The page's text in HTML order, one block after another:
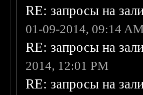
RE: запросы на
01-09-2014, 09:14
RE: запросы на
2014, 12:01 PM
RE: запросы на